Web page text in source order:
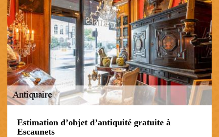
Estimation d’objet d’antiquité gratuite à
Escaunets